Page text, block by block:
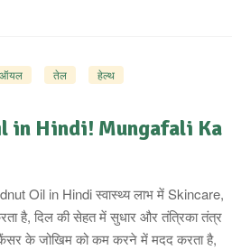
ऑयल तेल हेल्थ
in Hindi! Mungafali Ka
Oil in Hindi स्वास्थ्य लाभ में Skincare,
है, दिल की सेहत में सुधार और तंत्रिका तंत्र
के जोखिम को कम करने में मदद करता है,